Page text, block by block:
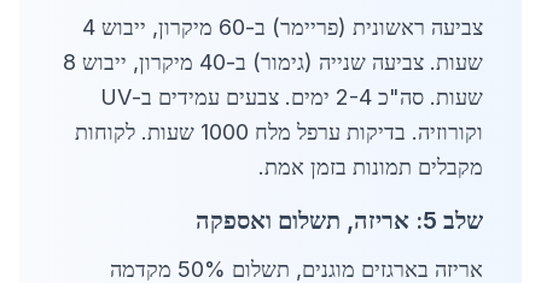
צביעה ראשונית (פריימר) ב-60 מיקרון, ייבוש 4
שעות. צביעה שנייה (גימור) ב-40 מיקרון, ייבוש 8
שעות. סה"כ 2-4 ימים. צבעים עמידים ב-UV
וקורוזיה. בדיקות ערפל מלח 1000 שעות. לקוחות
מקבלים תמונות בזמן אמת.
שלב 5: אריזה, תשלום ואספקה
אריזה בארגזים מוגנים, תשלום 50% מקדמה